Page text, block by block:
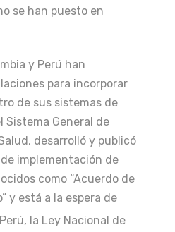
se han puesto en
y Perú han
para incorporar
de sus sistemas de
Sistema General de
desarrolló y publicó
implementación de
como “Acuerdo de
y está a la espera de
la Ley Nacional de